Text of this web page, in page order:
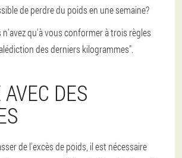
de perdre du poids en une semaine?
n'avez qu'à vous conformer à trois règles
des derniers kilogrammes".
DES
de l'excès de poids, il est nécessaire